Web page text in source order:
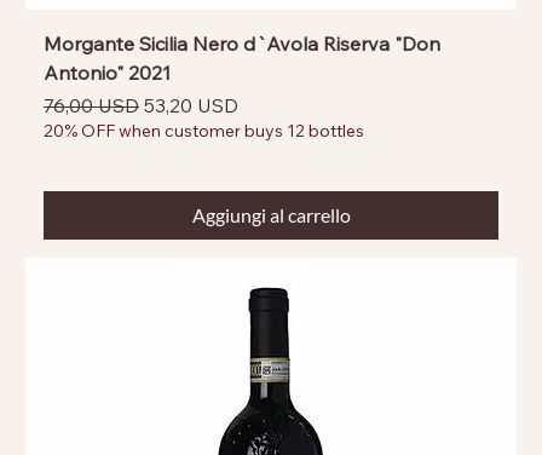
Morgante Sicilia Nero d`Avola Riserva "Don
Antonio" 2021
Prezzo regolare
76,00 USD Prezzo scontato
53,20 USD
20% OFF when customer buys 12 bottles
Aggiungi al carrello